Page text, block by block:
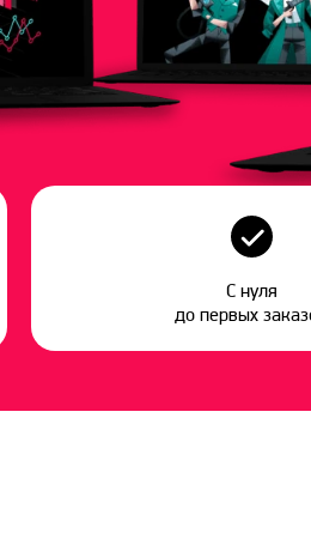
С нуля
до первых